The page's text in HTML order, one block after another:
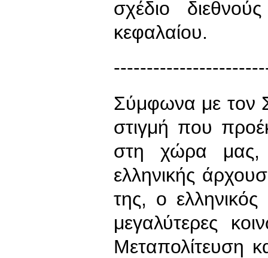
σχέδιο
κεφαλαίου.
Σύμφωνα με τον
στιγμή που
στη χώρα μας,
ελληνικής
της, ο ελληνικός
μεγαλύτερες
Μεταπολίτευση